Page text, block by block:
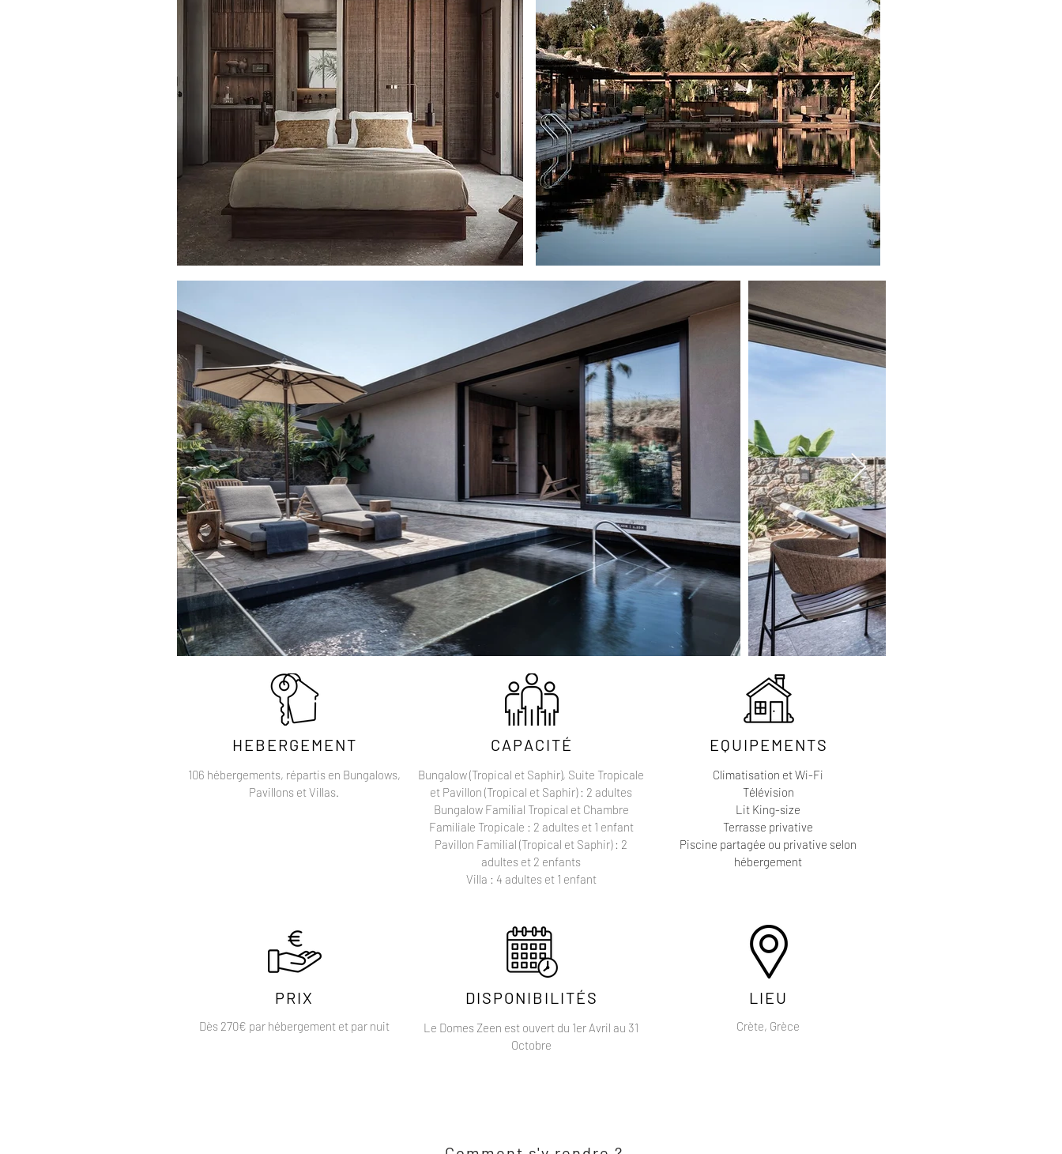
HEBERGEMENT
106 hébergements, répartis en Bungalows,
Pavillons et Villas.
PRIX
Dès 270€ par hébergement et par nuit
CAPACITÉ
Bungalow (Tropical et Saphir), Suite Tropicale
et Pavillon (Tropical et Saphir) : 2 adultes
Bungalow Familial Tropical et Chambre
Familiale Tropicale : 2 adultes et 1 enfant
Pavillon Familial (Tropical et Saphir) : 2
adultes et 2 enfants
Villa : 4 adultes et 1 enfant
DISPONIBILITÉS
Le Domes Zeen est ouvert du 1er Avril au 31
Octobre
EQUIPEMENTS
Climatisation et Wi-Fi
Télévision
Lit King-size
Terrasse privative
Piscine partagée ou privative selon
hébergement
LIEU
Crète, Grèce